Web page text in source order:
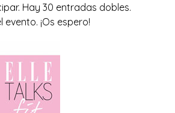
Hay 30 entradas dobles.
¡Os espero!